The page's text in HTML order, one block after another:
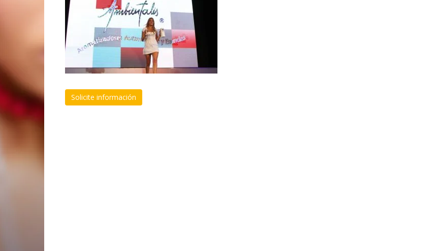
Solicite información